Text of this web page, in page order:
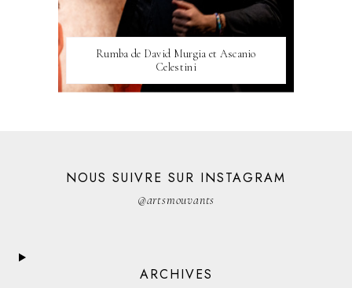
Rumba de David Murgia et Ascanio
Celestini
NOUS SUIVRE SUR INSTAGRAM
@artsmouvants
ARCHIVES